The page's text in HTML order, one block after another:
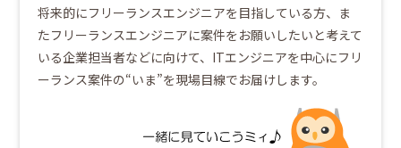
将来的にフリーランスエンジニアを目指している方、ま
たフリーランスエンジニアに案件をお願いしたいと考えて
いる企業担当者などに向けて、ITエンジニアを中心にフリ
ーランス案件の“いま”を現場目線でお届けします。